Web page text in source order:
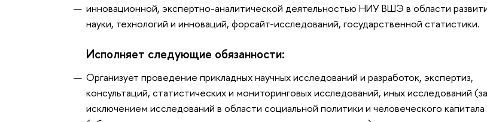
инновационной, экспертно-аналитической деятельностью НИУ ВШЭ в области
науки, технологий и инноваций, форсайт-исследований, государственной статистики.
Исполняет следующие обязанности:
Организует проведение прикладных научных исследований и разработок, экспертиз,
консультаций, статистических и мониторинговых исследований, иных исследований (за
исключением исследований в области социальной политики и человеческого капитала